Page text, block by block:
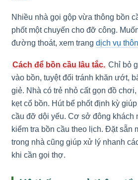
Nhiều nhà gọi gộp vừa thông bồn
phốt một chuyến cho đỡ công.
đường thoát, xem trang dịch vụ
Cách để bồn cầu lâu tắc. Chỉ bỏ
vào bồn, tuyệt đối tránh khăn ướt,
giẻ. Nhà có trẻ nhỏ cất gọn đồ
kẹt cổ bồn. Hút bể phốt định kỳ
cầu đỡ dội yếu. Cơ sở đông khách
kiểm tra bồn cầu theo lịch. Đặt sẵn
trong nhà cũng giúp xử lý nhanh
khi cần gọi thợ.